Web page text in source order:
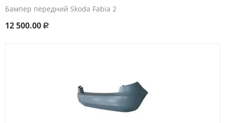
Бампер передний Skoda Fabia 2
12 500.00 Р